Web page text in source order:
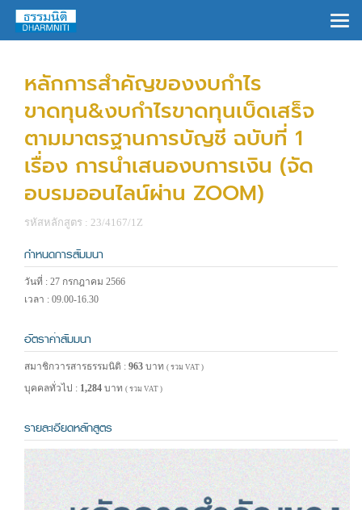
หลักการสำคัญของงบกำไร
ขาดทุน&งบกำไรขาดทุนเบ็ดเสร็จ
ตามมาตรฐานการบัญชี ฉบับที่ 1
เรื่อง การนำเสนองบการเงิน (จัด
อบรมออนไลน์ผ่าน ZOOM)
รหัสหลักสูตร : 23/4167/1Z
กำหนดการสัมมนา
วันที่ : 27 กรกฎาคม 2566
เวลา : 09.00-16.30
อัตราค่าสัมมนา
สมาชิกวารสารธรรมนิติ : 963 บาท ( รวม VAT )
บุคคลทั่วไป : 1,284 บาท ( รวม VAT )
รายละเอียดหลักสูตร
×